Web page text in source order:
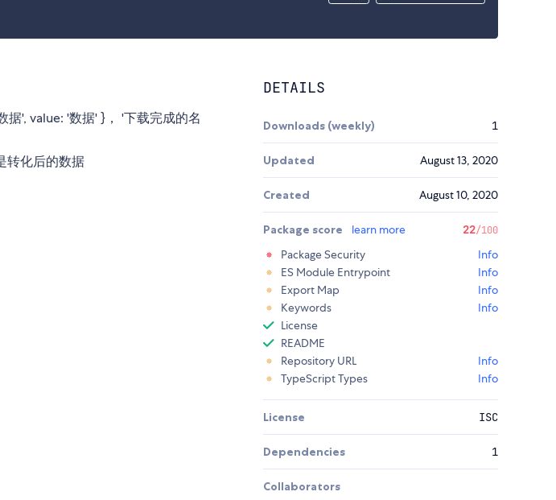
', value: '数据' }， '下载完成的名
转化后的数据
DETAILS
Downloads (weekly) 1
Updated August 13, 2020
Created August 10, 2020
Package score learn more 22/100
Package Security
Info
ES Module Entrypoint
Info
Export Map
Info
Keywords
Info
License
README
Repository URL
Info
TypeScript Types
Info
License ISC
Dependencies 1
Collaborators